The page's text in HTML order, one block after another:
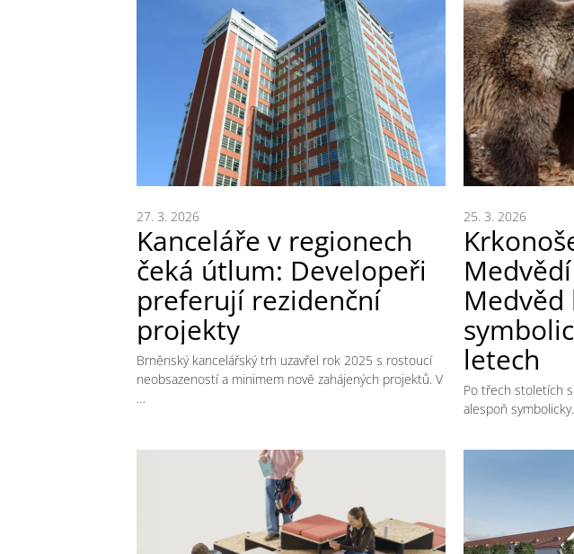
Kanceláře v regionech
čeká útlum: Developeři
preferují rezidenční
projekty
27. 3. 2026
Brněnský kancelářský trh uzavřel rok 2025 s rostoucí
neobsazeností a minimem nově zahájených projektů. V
…
Medvěd
letech
25. 3. 2026
Po třech stoletích
alespoň